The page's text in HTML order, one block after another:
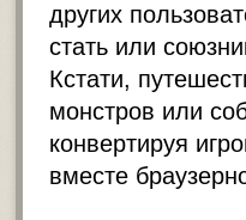
других
стать или
Кстати,
монстров или
конвертируя
вместе